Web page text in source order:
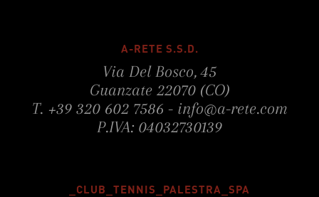
A-RETE S.S.D.
Via Del Bosco, 45
Guanzate 22070 (CO)
T. +39 320 602 7586 - info@a-rete.com
P.IVA: 04032730139
_CLUB_TENNIS_PALESTRA_SPA